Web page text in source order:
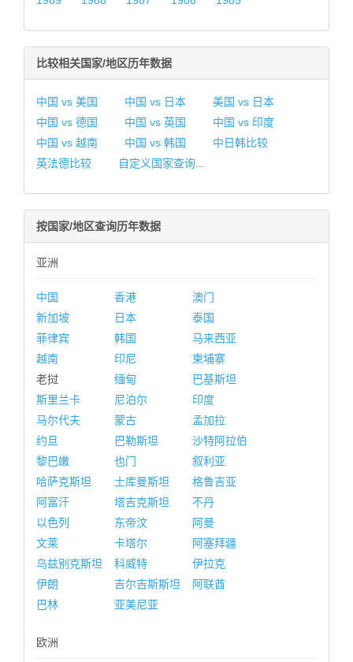
比较相关国家/地区历年数据
中国 vs 美国 中国 vs 日本
美国 vs 日本
中国 vs 德国
中国 vs 英国
中国 vs 印度
中国 vs 越南
中国 vs 韩国
中日韩比较
英法德比较
自定义国家查询...
按国家/地区查询历年数据
亚洲
中国 香港
澳门
新加坡
日本
泰国
菲律宾
韩国
马来西亚
越南
印尼
柬埔寨
老挝
缅甸
巴基斯坦
斯里兰卡
尼泊尔
印度
马尔代夫
蒙古
孟加拉
约旦
巴勒斯坦
沙特阿拉伯
黎巴嫩
也门
叙利亚
哈萨克斯坦
土库曼斯坦
格鲁吉亚
阿富汗
塔吉克斯坦
不丹
以色列
东帝汶
阿曼
文莱
卡塔尔
阿塞拜疆
乌兹别克斯坦
科威特
伊拉克
伊朗
吉尔吉斯斯坦
阿联酋
巴林
亚美尼亚
欧洲